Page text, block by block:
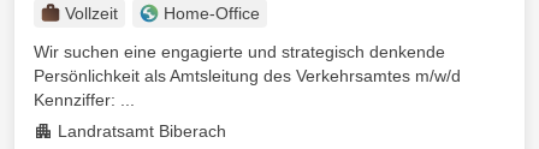
Vollzeit
Home-Office
Wir suchen eine engagierte und strategisch denkende
Persönlichkeit als Amtsleitung des Verkehrsamtes m/w/d
Kennziffer: ...
Landratsamt Biberach